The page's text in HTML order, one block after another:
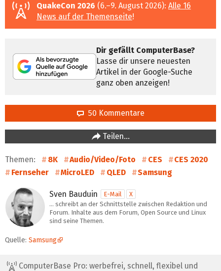
QuakeCon 2026 (6.–9. August 2026): Alle 16
News auf der Themenseite!
Dir gefällt ComputerBase?
Lasse dir unsere neuesten
Artikel in der Google-Suche
ganz oben anzeigen!
50 Kommentare
Teilen…
Themen: 8K Audio/Video/Foto CES
CES 2020
Fernseher
MicroLED QLED Samsung
Sven Bauduin E-Mail
X
… schreibt an der Schnittstelle zwischen Redaktion und
Forum. Inhalte aus dem Forum, Open Source und Linux
sind seine Themen.
Quelle: Samsung
ComputerBase Pro: werbefrei, schnell, flexibel und